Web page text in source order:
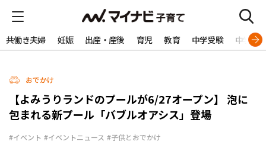
共働き夫婦 妊娠 出産・産後 育児 教育 中学受験 中学生
おでかけ
【よみうりランドのプールが6/27オープン】 泡に
包まれる新プール「バブルオアシス」登場
#イベント #イベントニュース #子供とおでかけ